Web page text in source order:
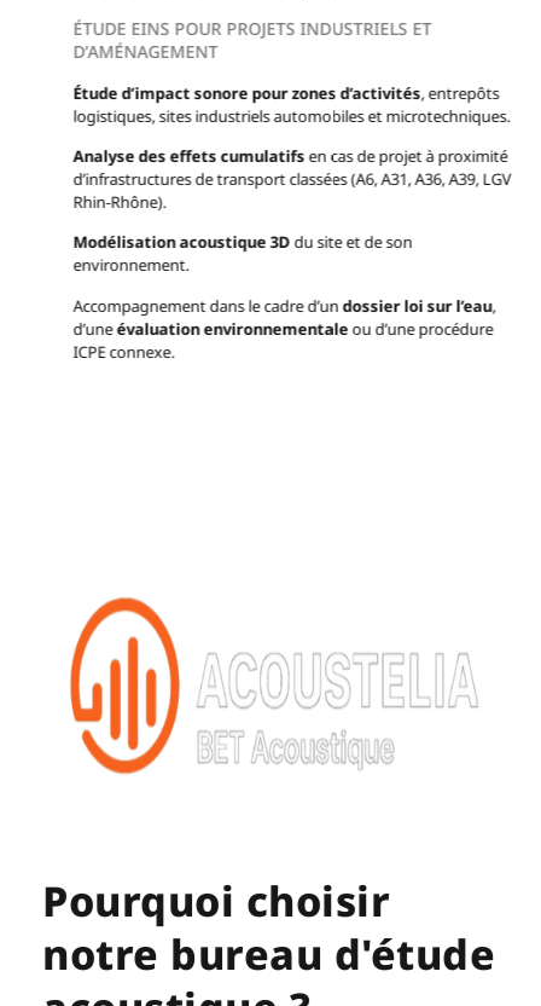
ÉTUDE EINS POUR PROJETS INDUSTRIELS ET
D’AMÉNAGEMENT
Étude d’impact sonore pour zones d’activités, entrepôts
logistiques, sites industriels automobiles et microtechniques.
Analyse des effets cumulatifsen cas de projet à proximité
d’infrastructures de transport classées (A6, A31, A36, A39, LGV
Rhin-Rhône).
Modélisation acoustique 3Ddu site et de son
environnement.
Accompagnement dans le cadre d’undossier loi sur l’eau,
d’uneévaluation environnementaleou d’une procédure
ICPE connexe.
Pourquoi choisir
notre bureau d'étude